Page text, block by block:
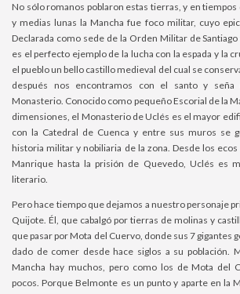
No sólo romanos poblaron estas tierras, y en tiempos
y medias lunas la Mancha fue foco militar, cuyo
Declarada como sede de la Orden Militar de Santiago
es el perfecto ejemplo de la lucha con la espada y la
el pueblo un bello castillo medieval del cual se
después nos encontramos con el santo y seña
Monasterio. Conocido como pequeño Escorial de la
dimensiones, el Monasterio de Uclés es el mayor
con la Catedral de Cuenca y entre sus muros se
historia militar y nobiliaria de la zona. Desde los
Manrique hasta la prisión de Quevedo, Uclés es
literario.
Pero hace tiempo que dejamos a nuestro personaje
Quijote. Él, que cabalgó por tierras de molinas y
que pasar por Mota del Cuervo, donde sus 7 gigantes
dado de comer desde hace siglos a su población.
Mancha hay muchos, pero como los de Mota del
pocos. Porque Belmonte es un punto y aparte en la